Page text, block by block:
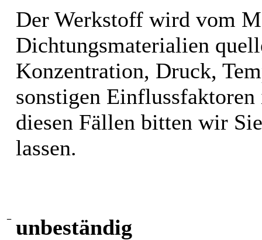
Der Werkstoff wird vom
Dichtungsmaterialien
Konzentration, Druck,
sonstigen
diesen Fällen bitten wir
lassen.
− unbeständig